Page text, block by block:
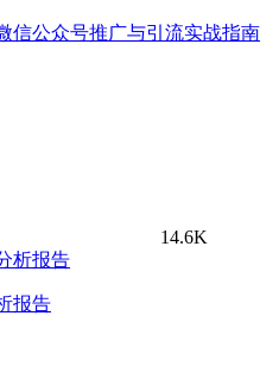
信公众号推广与引流实战指南
14.6K
报告